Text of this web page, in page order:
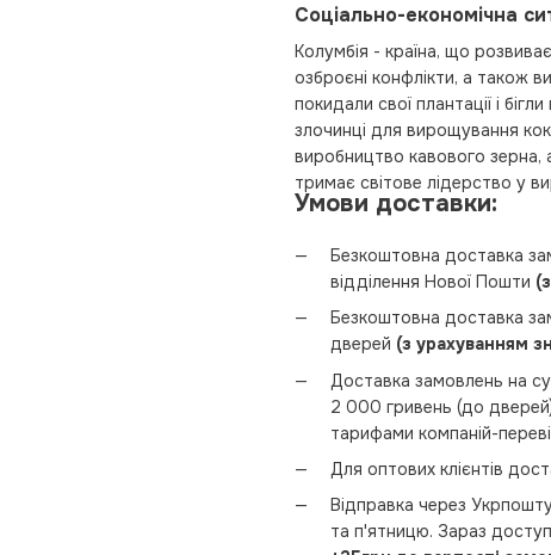
Соціально-економічна
Колумбія - країна, що
озброєні конфлікти, а також
покидали свої плантації і
злочинці для вирощування
виробництво кавового зерна,
тримає світове лідерство у
Умови доставки:
Безкоштовна доставка
відділення Нової Пошти
Безкоштовна доставка
дверей (з урахуванням
Доставка замовлень на
2 000 гривень (до
тарифами компаній-
Для оптових клієнтів
Відправка через
та п'ятницю. Зараз